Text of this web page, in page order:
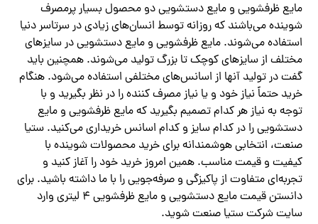
مایع ظرفشویی و مایع دستشویی دو محصول بسیار پرمصرف
شوینده می‌باشند که روزانه توسط انسان‌های زیادی در سرتاسر دنیا
استفاده می‌شوند. مایع ظرفشویی و مایع دستشویی در سایزهای
مختلف از سایزهای کوچک تا بزرگ تولید می‌شوند. همچنین باید
گفت در تولید آنها از اسانس‌های مختلفی استفاده می‌شود. هنگام
خرید حتماً نیاز خود و یا نیاز مصرف کننده را در نظر بگیرید و با
توجه به نیاز هر کدام تصمیم بگیرید که مایع ظرفشویی و مایع
دستشویی را در کدام سایز و کدام اسانس خریداری می‌کنید. ستیا
صنعت، انتخابی هوشمندانه برای خرید محصولات شوینده با
کیفیت و قیمت مناسب. همین امروز خرید خود را آغاز کنید و
تجربه‌ای متفاوت از پاکیزگی و صرفه‌جویی را با ما داشته باشید. برای
دانستن قیمت مایع دستشویی و مایع ظرفشویی ۴ لیتری وارد
سایت شرکت ستیا صنعت شوید.